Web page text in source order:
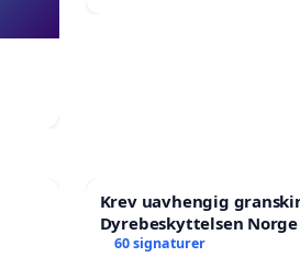
Krev uavhengig
Dyrebeskyttelsen Norge
60 signaturer